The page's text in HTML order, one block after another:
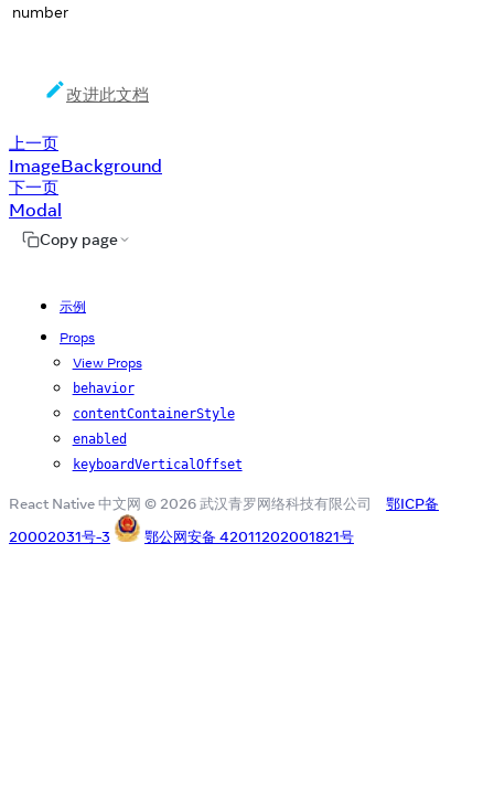
number
改进此文档
上一页
ImageBackground
下一页
Modal
Copy page
示例
Props
View Props
behavior
contentContainerStyle
enabled
keyboardVerticalOffset
React Native 中文网 © 2026 武汉青罗网络科技有限公司
鄂ICP备
20002031号-3
鄂公网安备 42011202001821号